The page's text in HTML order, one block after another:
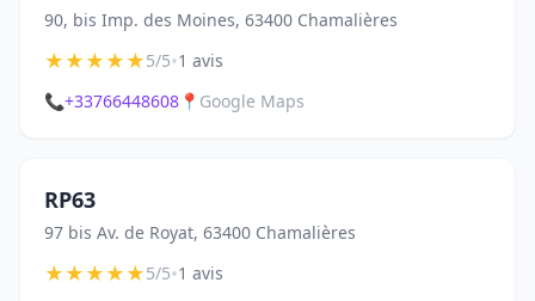
90, bis Imp. des Moines, 63400 Chamalières
★★★★★5/5•1 avis
📞+33766448608 📍 Google Maps
RP63
97 bis Av. de Royat, 63400 Chamalières
★★★★★5/5•1 avis